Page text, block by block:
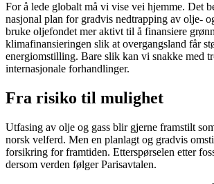
For å lede globalt må vi vise vei hjemme. Det
nasjonal plan for gradvis nedtrapping av olje-
bruke oljefondet mer aktivt til å finansiere
klimafinansieringen slik at overgangsland får
energiomstilling. Bare slik kan vi snakke med
internasjonale forhandlinger.
Fra risiko til mulighet
Utfasing av olje og gass blir gjerne framstilt
norsk velferd. Men en planlagt og gradvis
forsikring for framtiden. Etterspørselen etter
dersom verden følger Parisavtalen.